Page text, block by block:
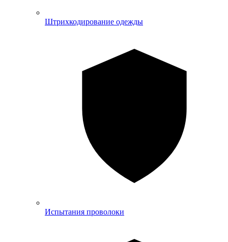
Штрихкодирование одежды
Испытания проволоки